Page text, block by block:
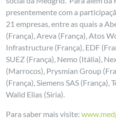
presentemente com a
21 empresas, entre as quais a
(França), Areva (França), Atos
Infrastructure (França), EDF
SUEZ (França), Nemo (Itália),
(Marrocos), Prysmian Group
(França), Siemens SAS (França),
Walid Elias (Síria).
Para saber mais visite: